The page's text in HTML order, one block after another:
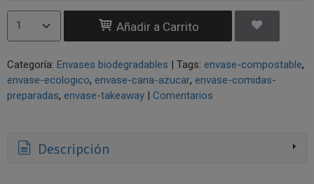
Añadir a Carrito
Categoría: Envases biodegradables | Tags: envase-compostable
envase-ecologico envase-cana-azucar envase-comidas-
preparadas envase-takeaway | Comentarios
Descripción